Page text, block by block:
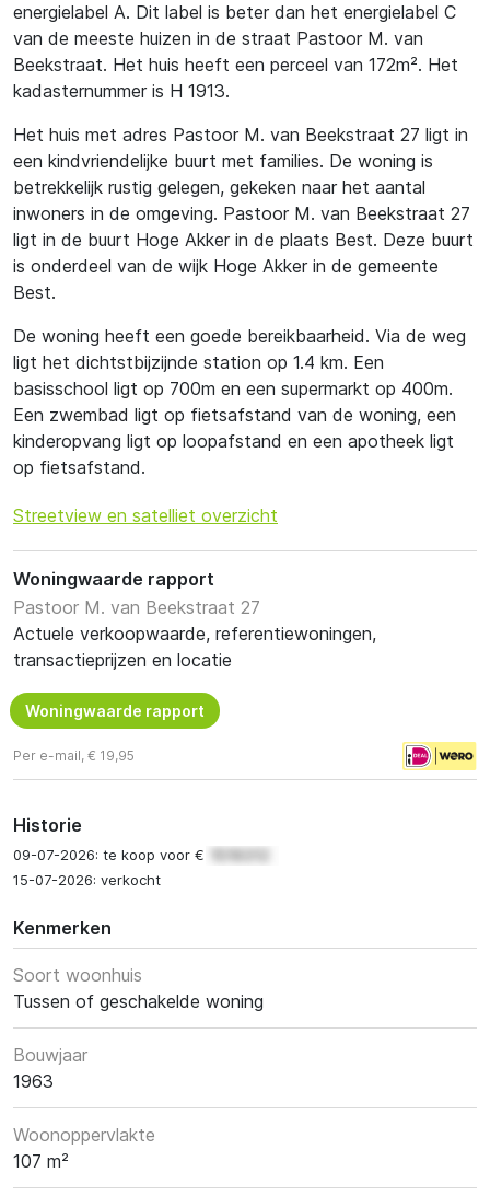
energielabel A. Dit label is beter dan het energielabel C
van de meeste huizen in de straat Pastoor M. van
Beekstraat. Het huis heeft een perceel van 172m². Het
kadasternummer is H 1913.
Het huis met adres Pastoor M. van Beekstraat 27 ligt in
een kindvriendelijke buurt met families. De woning is
betrekkelijk rustig gelegen, gekeken naar het aantal
inwoners in de omgeving. Pastoor M. van Beekstraat 27
ligt in de buurt Hoge Akker in de plaats Best. Deze buurt
is onderdeel van de wijk Hoge Akker in de gemeente
Best.
De woning heeft een goede bereikbaarheid. Via de weg
ligt het dichtstbijzijnde station op 1.4 km. Een
basisschool ligt op 700m en een supermarkt op 400m.
Een zwembad ligt op fietsafstand van de woning, een
kinderopvang ligt op loopafstand en een apotheek ligt
op fietsafstand.
Streetview en satelliet overzicht
Woningwaarde rapport
Pastoor M. van Beekstraat 27
Actuele verkoopwaarde, referentiewoningen,
transactieprijzen en locatie
Woningwaarde rapport
Per e-mail, € 19,95
Historie
09-07-2026: te koop voor €
15-07-2026: verkocht
Kenmerken
Soort woonhuis
Tussen of geschakelde woning
Bouwjaar
1963
Woonoppervlakte
107 m²